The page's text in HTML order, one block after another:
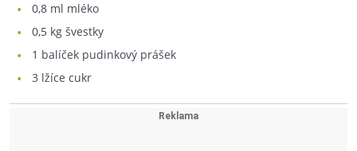
0,8 ml mléko
0,5 kg švestky
1 balíček pudinkový prášek
3 lžíce cukr